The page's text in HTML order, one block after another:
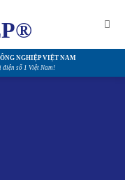
NGHIỆP VIỆT NAM
số 1 Việt Nam!